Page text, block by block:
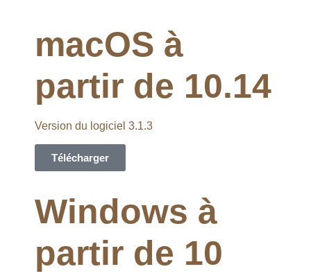
macOS à
partir de 10.14
Version du logiciel 3.1.3
Télécharger
Windows à
partir de 10